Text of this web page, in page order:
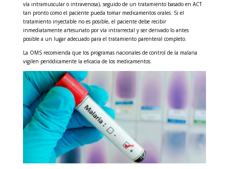
vía intramuscular o intravenosa), seguido de un tratamiento basado en ACT
tan pronto como el paciente pueda tomar medicamentos orales. Si el
tratamiento inyectable no es posible, el paciente debe recibir
inmediatamente artesunato por vía intrarrectal y ser derivado lo antes
posible a un lugar adecuado para el tratamiento parenteral completo.
La OMS recomienda que los programas nacionales de control de la malaria
vigilen periódicamente la eficacia de los medicamentos.